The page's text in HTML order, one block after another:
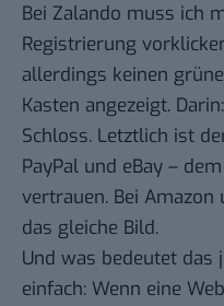
Bei Zalando muss ich
Registrierung
allerdings keinen
Kasten angezeigt.
Schloss. Letztlich ist
PayPal und eBay –
vertrauen. Bei
das gleiche Bild.
Und was bedeutet das
einfach: Wenn eine